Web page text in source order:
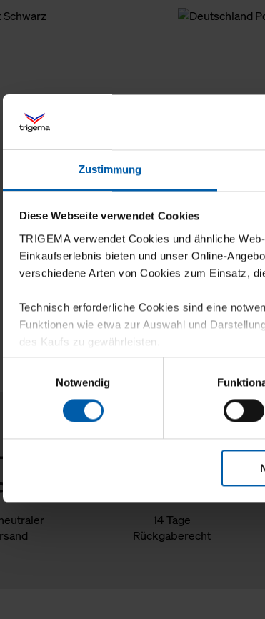
Zustimmung
Diese Webseite verwendet Cookies
TRIGEMA verwendet Cookies und ähnliche
Einkaufserlebnis bieten und unser Online-
verschiedene Arten von Cookies zum Einsatz,
Technisch erforderliche Cookies sind eine
Funktionen wie etwa zur Auswahl und
des Kaufs zu gewährleisten.
Für die Darstellung personalisierter Angebote,
sowie für Marketing-, Statistik- und Tracking-
personenbezogene Informationen. Diese
Klicken Sie auf "Alle erlauben", damit wir alle
verwenden dürfen. Über die jeweiligen
Notwendig
14 Tage
Rückgaberecht